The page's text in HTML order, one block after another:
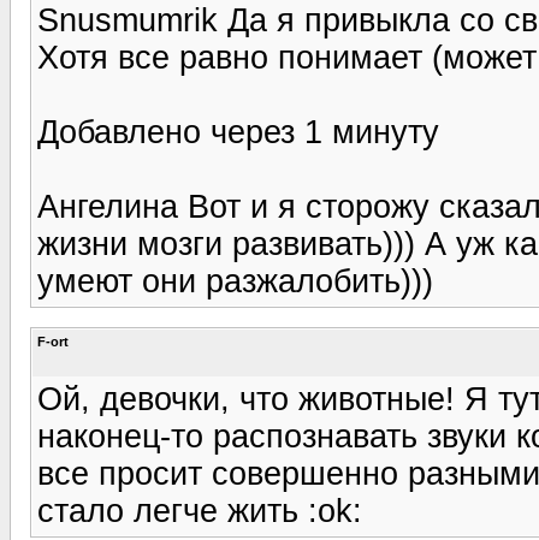
Snusmumrik Да я привыкла со
Хотя все равно понимает
Добавлено через 1 минуту
Ангелина Вот и я сторожу
жизни мозги развивать))) А уж
умеют они разжалобить)))
F-ort
Ой, девочки, что животные! Я
наконец-то распознавать звуки
все просит совершенно
стало легче жить :ok: